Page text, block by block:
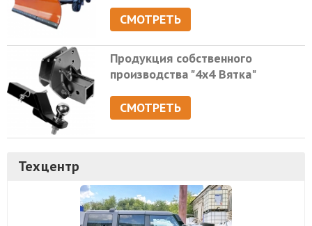
СМОТРЕТЬ
Продукция собственного
производства "4х4 Вятка"
СМОТРЕТЬ
Техцентр